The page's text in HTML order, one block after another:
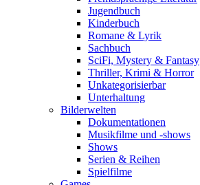
Jugendbuch
Kinderbuch
Romane & Lyrik
Sachbuch
SciFi, Mystery & Fantasy
Thriller, Krimi & Horror
Unkategorisierbar
Unterhaltung
Bilderwelten
Dokumentationen
Musikfilme und -shows
Shows
Serien & Reihen
Spielfilme